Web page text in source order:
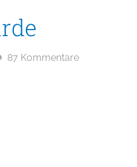
87 Kommentare